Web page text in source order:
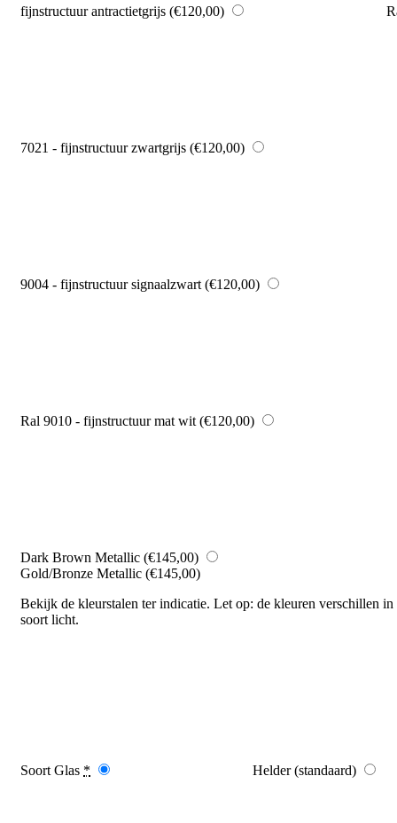
fijnstructuur antractietgrijs (€120,00)
7021 - fijnstructuur zwartgrijs (€120,00)
9004 - fijnstructuur signaalzwart(€120,00)
Ral 9010 - fijnstructuur mat wit(€120,00)
Dark Brown Metallic (€145,00)
Gold/Bronze Metallic (€145,00)
Bekijk de kleurstalen ter indicatie. Let op: de kleuren verschillen in
soort licht.
Soort Glas * Helder (standaard)